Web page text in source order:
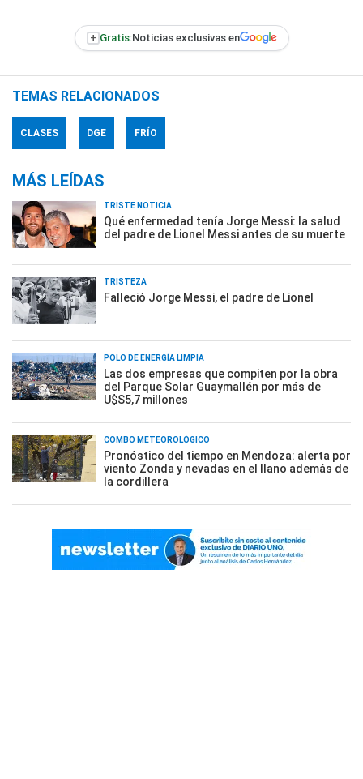
+ Gratis:Noticias exclusivas en
TEMAS RELACIONADOS
CLASES DGE FRÍO
MÁS LEÍDAS
TRISTE NOTICIA
Qué enfermedad tenía Jorge Messi: la salud
del padre de Lionel Messi antes de su muerte
TRISTEZA
Falleció Jorge Messi, el padre de Lionel
POLO DE ENERGÍA LIMPIA
Las dos empresas que compiten por la obra
del Parque Solar Guaymallén por más de
U$S5,7 millones
COMBO METEOROLÓGICO
Pronóstico del tiempo en Mendoza: alerta por
viento Zonda y nevadas en el llano además de
la cordillera